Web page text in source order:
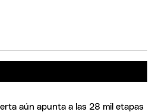
aún apunta a las 28 mil etapas